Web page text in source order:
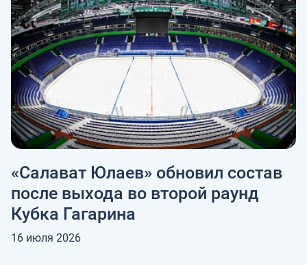
«Салават Юлаев» обновил состав
после выхода во второй раунд
Кубка Гагарина
16 июля 2026